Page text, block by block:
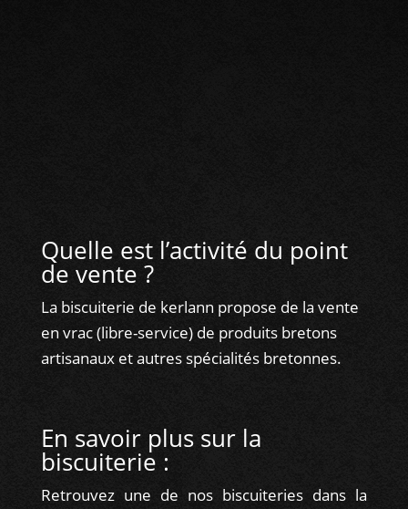
Quelle est l’activité du point
de vente ?
La biscuiterie de kerlann propose de la vente
en vrac (libre-service) de produits bretons
artisanaux et autres spécialités bretonnes.
En savoir plus sur la
biscuiterie :
Retrouvez une de nos biscuiteries dans la